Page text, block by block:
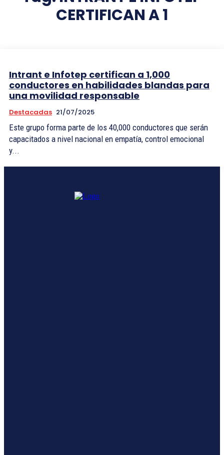
CERTIFICAN A 1
Intrant e Infotep certifican a 1,000
conductores en habilidades blandas para
una movilidad responsable
Destacadas 21/07/2025
Este grupo forma parte de los 40,000 conductores que serán
capacitados a nivel nacional en empatía, control emocional
y...